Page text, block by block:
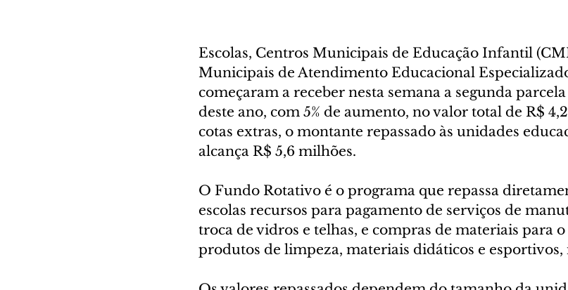
Escolas, Centros Municipais de Educação Infantil
Municipais de Atendimento Educacional
começaram a receber nesta semana a segunda
deste ano, com 5% de aumento, no valor total de R$
cotas extras, o montante repassado às unidades
alcança R$ 5,6 milhões.
O Fundo Rotativo é o programa que repassa
escolas recursos para pagamento de serviços de
troca de vidros e telhas, e compras de materiais para
produtos de limpeza, materiais didáticos e esportivos,